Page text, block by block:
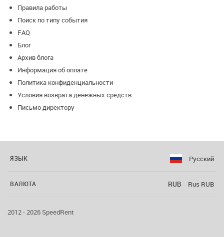
Правила работы
Поиск по типу события
FAQ
Блог
Архив блога
Информация об оплате
Политика конфиденциальности
Условия возврата денежных средств
Письмо директору
ЯЗЫК Русский
ВАЛЮТА RUB Rus RUB
2012 - 2026 SpeedRent